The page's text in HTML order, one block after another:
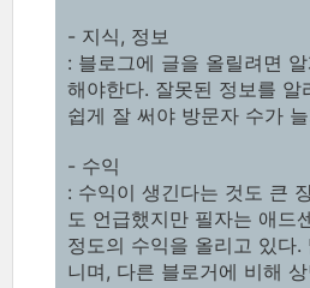
- 지식, 정보
: 블로그에 글을 올릴려면
해야한다. 잘못된 정보를 알
쉽게 잘 써야 방문자 수가
- 수익
: 수익이 생긴다는 것도 큰
도 언급했지만 필자는 애드
정도의 수익을 올리고 있다
니며, 다른 블로거에 비해